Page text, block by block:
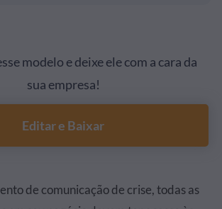
modelo e deixe ele com a cara da
sua empresa!
Editar e Baixar
de comunicação de crise, todas as